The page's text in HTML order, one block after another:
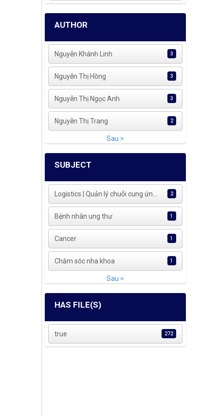
AUTHOR
Nguyễn Khánh Linh 3
Nguyễn Thị Hồng 3
Nguyễn Thị Ngọc Anh 3
Nguyễn Thị Trang 2
Sau >
SUBJECT
Logistics | Quản lý chuỗi cung ứn... 2
Bệnh nhân ung thư 1
Cancer 1
Chăm sóc nha khoa 1
Sau >
HAS FILE(S)
true 272